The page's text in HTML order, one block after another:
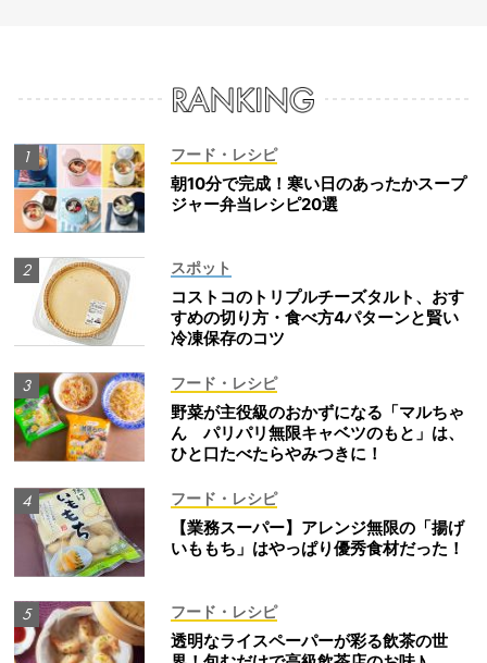
フード・レシピ
朝10分で完成！寒い日のあったかスープ
ジャー弁当レシピ20選
スポット
コストコのトリプルチーズタルト、おす
すめの切り方・食べ方4パターンと賢い
冷凍保存のコツ
フード・レシピ
野菜が主役級のおかずになる「マルちゃ
ん パリパリ無限キャベツのもと」は、
ひと口たべたらやみつきに！
フード・レシピ
【業務スーパー】アレンジ無限の「揚げ
いももち」はやっぱり優秀食材だった！
フード・レシピ
透明なライスペーパーが彩る飲茶の世